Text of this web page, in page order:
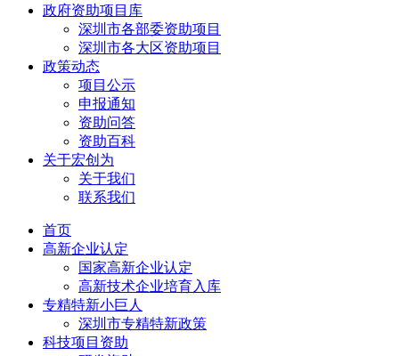
政府资助项目库
深圳市各部委资助项目
深圳市各大区资助项目
政策动态
项目公示
申报通知
资助问答
资助百科
关于宏创为
关于我们
联系我们
首页
高新企业认定
国家高新企业认定
高新技术企业培育入库
专精特新小巨人
深圳市专精特新政策
科技项目资助